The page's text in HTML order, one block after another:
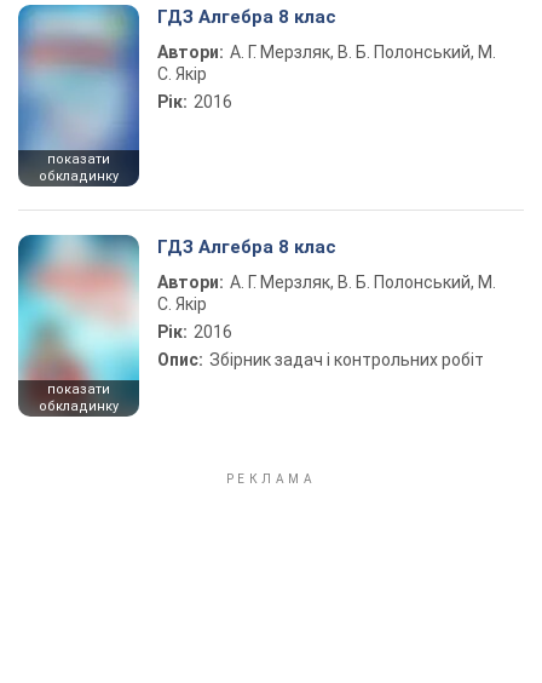
показати
обкладинку
ГДЗ Алгебра 8 клас
Автори: А. Г. Мерзляк, В. Б. Полонський, М.
С. Якір
Рік: 2016
показати
обкладинку
ГДЗ Алгебра 8 клас
Автори: А. Г. Мерзляк, В. Б. Полонський, М.
С. Якір
Рік: 2016
Опис: Збірник задач і контрольних робіт